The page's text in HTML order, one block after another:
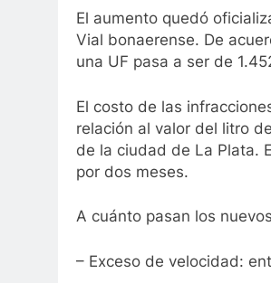
El aumento quedó
Vial bonaerense. De
una UF pasa a ser de
El costo de las
relación al valor del litro
de la ciudad de La Plata.
por dos meses.
A cuánto pasan los
– Exceso de velocidad: